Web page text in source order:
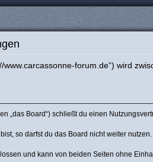
www.carcassonne-forum.de“) wird
„das Board“) schließt du einen
so darfst du das Board nicht weiter
und kann von beiden Seiten ohne